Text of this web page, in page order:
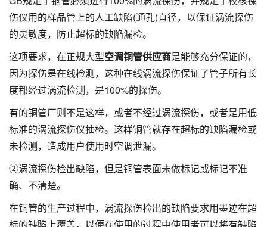
伤仪用的样品管上的人工缺陷(通孔)直径，以保证涡流探伤
的灵敏度，防止超标的缺陷漏检。
这项要求，在正规大型空调铜管供应商是能够充分保证的，
因为探伤是在线检测，这种在线涡流探伤保证了管子所有长
度都经过涡流检测，是100%的探伤。
有的铜管厂则不是这样，或者不经过涡流探伤，或者是用低
标准的涡流探伤仪抽检。这样铜管就存在超标的缺陷漏检或
未检测，造成用户使用时空调泄漏。
②涡流探伤检出缺陷，但是铜管表面未做标记或标记不准
确、不清楚。
在铜管的生产过程中，涡流探伤检出的缺陷要求用墨迹在超
标的缺陷上覆盖，以便在使用的过程中使用者可以将有缺陷